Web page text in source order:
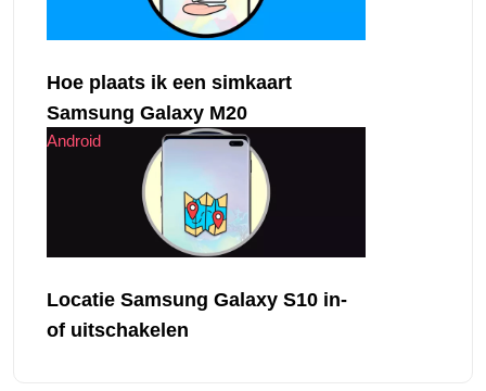
Hoe plaats ik een simkaart
Samsung Galaxy M20
Android
Locatie Samsung Galaxy S10 in-
of uitschakelen